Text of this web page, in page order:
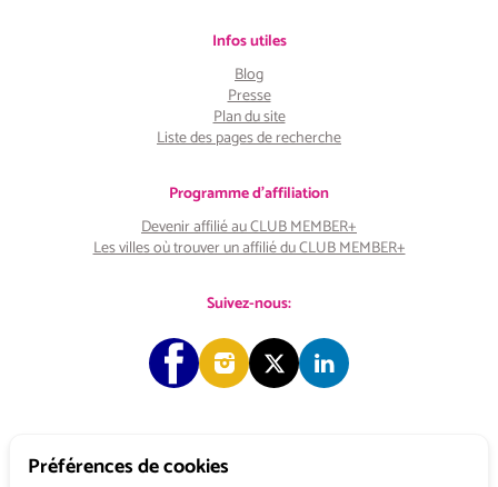
Préférences de cookies
Infos utiles
Blog
Presse
Plan du site
Liste des pages de recherche
Programme d'affiliation
Devenir affilié au CLUB MEMBER+
Les villes où trouver un affilié du CLUB MEMBER+
Suivez-nous:
Copyright © 2026 Choose & Work. Tous droits réservés.